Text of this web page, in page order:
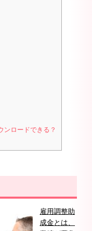
ンロードできる？
雇用調整助
成金とは、